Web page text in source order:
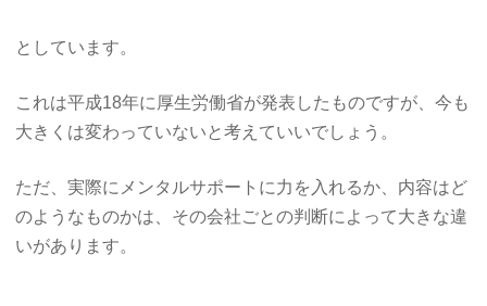
としています。
これは平成18年に厚生労働省が発表したものですが、今も
大きくは変わっていないと考えていいでしょう。
ただ、実際にメンタルサポートに力を入れるか、内容はど
のようなものかは、その会社ごとの判断によって大きな違
いがあります。